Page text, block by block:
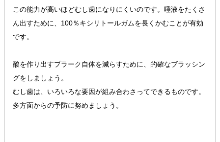
この能力が高いほどむし歯になりにくいのです。唾液をたくさ
ん出すために、100％キシリトールガムを長くかむことが有効
です。
酸を作り出すプラーク自体を減らすために、的確なブラッシン
グをしましょう。
むし歯は、いろいろな要因が組み合わさってできるものです。
多方面からの予防に努めましょう。